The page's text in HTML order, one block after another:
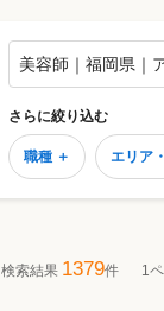
美容師｜福岡県｜
さらに絞り込む
職種 ＋ エリア
検索結果 1379件 1